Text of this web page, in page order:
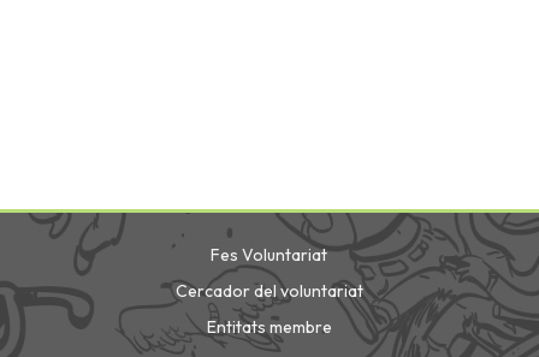
Fes Voluntariat
Cercador del voluntariat
Entitats membre